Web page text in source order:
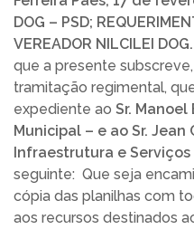
DOG – PSD;
VEREADOR NILCILEI
que a presente
tramitação regimental,
expediente ao Sr.
Municipal – e ao Sr.
Infraestrutura e Serviços
seguinte: Que seja
cópia das planilhas com
aos recursos destinados